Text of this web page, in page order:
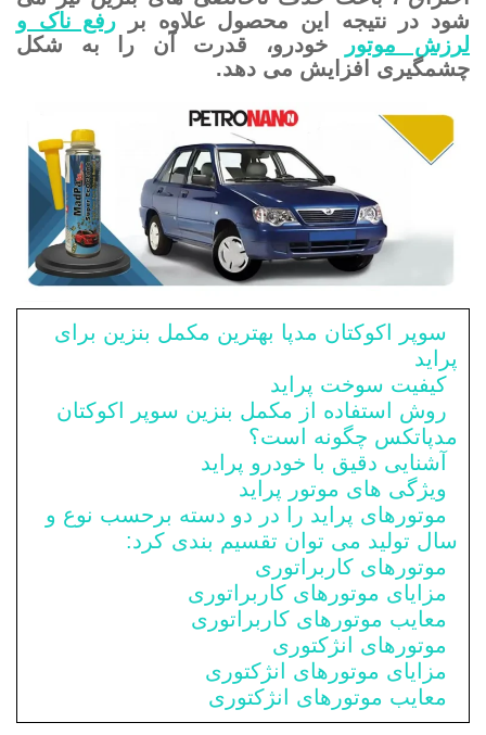
شود در نتیجه این محصول علاوه بر رفع ناک و
لرزش موتور
خودرو، قدرت آن را به شکل
چشمگیری افزایش می دهد.
سوپر اکوکتان مدپا بهترین مکمل بنزین برای
پراید
کیفیت سوخت پراید
روش استفاده از مکمل بنزین سوپر اکوکتان
مدپاتکس چگونه است؟
آشنایی دقیق با خودرو پراید
ویژگی های موتور پراید
موتورهای پراید را در دو دسته برحسب نوع و
سال تولید می توان تقسیم بندی کرد:
موتورهای کاربراتوری
مزایای موتورهای کاربراتوری
معایب موتورهای کاربراتوری
موتورهای انژکتوری
مزایای موتورهای انژکتوری
معایب موتورهای انژکتوری